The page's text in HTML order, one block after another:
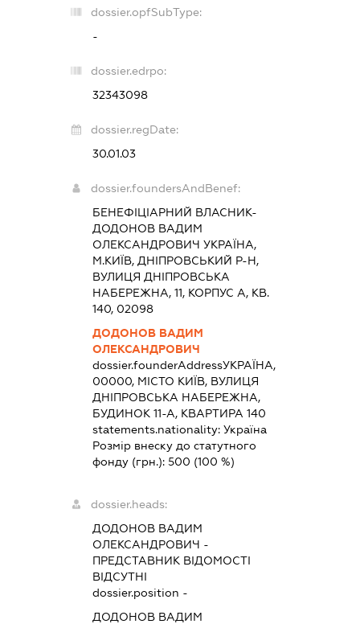
dossier.opfSubType:
-
dossier.edrpo:
32343098
dossier.regDate:
30.01.03
dossier.foundersAndBenef:
БЕНЕФІЦІАРНИЙ ВЛАСНИК-
ДОДОНОВ ВАДИМ
ОЛЕКСАНДРОВИЧ УКРАЇНА,
М.КИЇВ, ДНІПРОВСЬКИЙ Р-Н,
ВУЛИЦЯ ДНІПРОВСЬКА
НАБЕРЕЖНА, 11, КОРПУС А, КВ.
140, 02098
ДОДОНОВ ВАДИМ
ОЛЕКСАНДРОВИЧ
dossier.founderAddressУКРАЇНА,
00000, МІСТО КИЇВ, ВУЛИЦЯ
ДНІПРОВСЬКА НАБЕРЕЖНА,
БУДИНОК 11-А, КВАРТИРА 140
statements.nationality:Україна
Розмір внеску до статутного
фонду (грн.):500 (100 %)
dossier.heads:
ДОДОНОВ ВАДИМ
ОЛЕКСАНДРОВИЧ -
ПРЕДСТАВНИК ВІДОМОСТІ
ВІДСУТНІ
dossier.position -
ДОДОНОВ ВАДИМ